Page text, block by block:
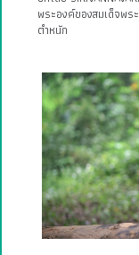
พระองค์ของสมเด็จพร
ตำหนัก